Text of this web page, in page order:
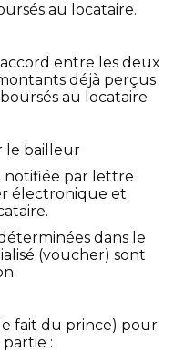
au locataire.
entre les deux
déjà perçus
au locataire
le bailleur
par lettre
électronique et
dans le
(voucher) sont
fait du prince) pour
partie :